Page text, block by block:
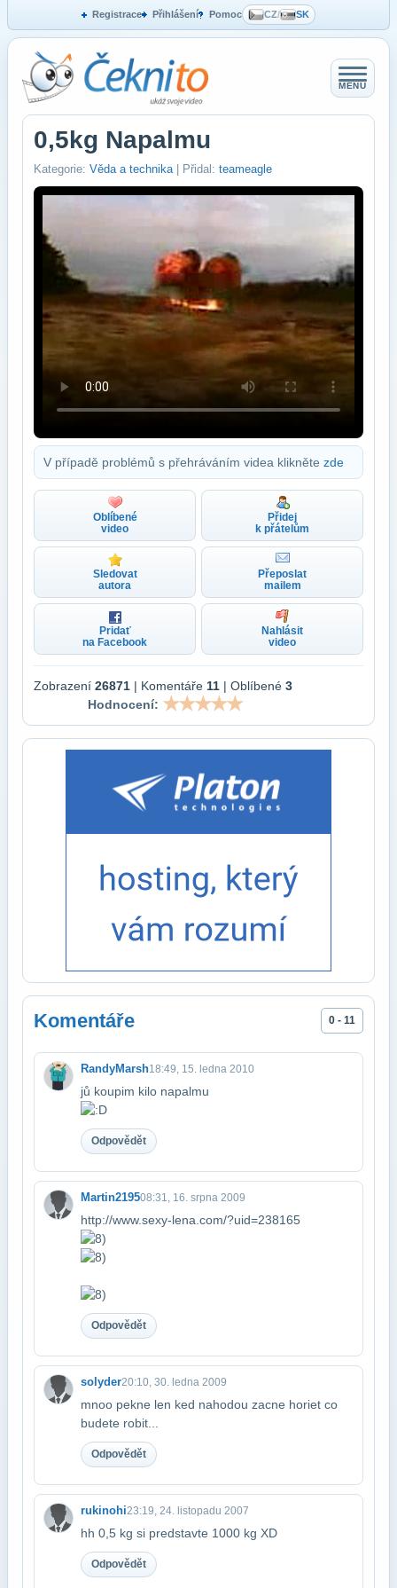
Registrace Přihlášení Pomoc CZ/ SK
MENU
0,5kg Napalmu
Kategorie: Věda a technika | Přidal: teameagle
V případě problémů s přehráváním videa klikněte zde
Oblíbené
video
Přidej
k přátelům
Sledovat
autora
Přeposlat
mailem
Pridať
na Facebook
Nahlásit
video
Zobrazení 26871 | Komentáře 11 | Oblíbené 3
Hodnocení:
Komentáře 0 - 11
RandyMarsh18:49, 15. ledna 2010
jů koupim kilo napalmu
Odpovědět
Martin219508:31, 16. srpna 2009
http://www.sexy-lena.com/?uid=238165
Odpovědět
solyder20:10, 30. ledna 2009
mnoo pekne len ked nahodou zacne horiet co
budete robit...
Odpovědět
rukinohi23:19, 24. listopadu 2007
hh 0,5 kg si predstavte 1000 kg XD
Odpovědět